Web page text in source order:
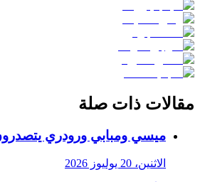
مقالات ذات صلة
ميسي ومبابي ورودري يتصدرون
الاثنين، 20 يوليوز 2026